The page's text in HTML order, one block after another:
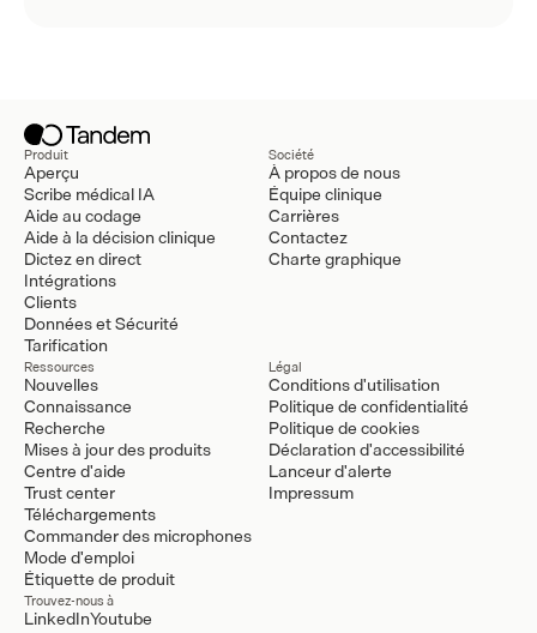
Produit
Aperçu
Scribe médical IA
Aide au codage
Aide à la décision clinique
Dictez en direct
Intégrations
Clients
Données et Sécurité
Tarification
Société
À propos de nous
Équipe clinique
Carrières
Contactez
Charte graphique
Ressources
Nouvelles
Connaissance
Recherche
Mises à jour des produits
Centre d'aide
Trust center
Téléchargements
Commander des microphones
Mode d'emploi
Étiquette de produit
Légal
Conditions d'utilisation
Politique de confidentialité
Politique de cookies
Déclaration d'accessibilité
Lanceur d'alerte
Impressum
Trouvez-nous à
LinkedInYoutube